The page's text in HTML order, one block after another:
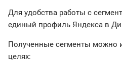
Для удобства работы с
единый профиль Яндекса в
Полученные сегменты можно
целях: